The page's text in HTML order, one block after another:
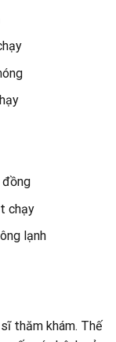
đồng
chạy
lạnh
thăm khám. Thế